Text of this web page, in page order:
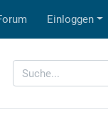
Einloggen